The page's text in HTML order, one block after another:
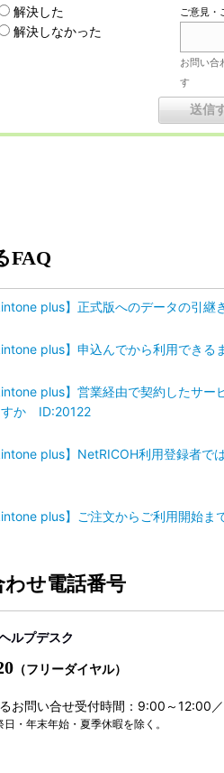
解決した
解決しなかった
ご意見・
お問い合
す
FAQ
plus】正式版へのデータの引
plus】申込んでから利用でき
plus】営業経由で契約したサ
すか ID:20122
plus】NetRICOH利用登録者
plus】ご注文からご利用開始
せ電話番号
ルプデスク
（フリーダイヤル）
お問い合せ受付時間：9:00～12:00
・年末年始・夏季休暇を除く。